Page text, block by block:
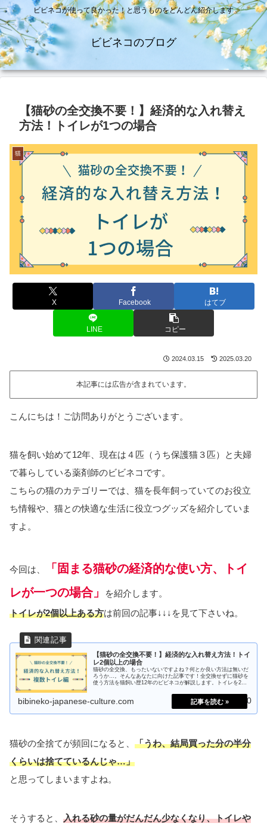
ビビネコが使って良かった！と思うものをどんどん紹介します
ビビネコのブログ
【猫砂の全交換不要！】経済的な入れ替え
方法！トイレが1つの場合
猫
X Facebook はてブ
LINE コピー
2024.03.15 2025.03.20
本記事には広告が含まれています。
こんにちは！ご訪問ありがとうございます。
猫を飼い始めて12年、現在は４匹（うち保護猫３匹）と夫婦
で暮らしている薬剤師のビビネコです。
こちらの猫のカテゴリーでは、猫を長年飼っていてのお役立
ち情報や、猫との快適な生活に役立つグッズを紹介していま
すよ。
今回は、
「固まる猫砂の経済的な使い方、トイ
レが一つの場合」
を紹介します。
トイレが2個以上ある方は前回の記事↓↓↓を見て下さいね。
【猫砂の全交換不要！】経済的な入れ替え方法！トイ
レ2個以上の場合
猫砂の全交換、もったいないですよね？何とか良い方法は無いだ
ろうか…。そんなあなたに向けた記事です！全交換せずに猫砂を
使う方法を猫飼い歴12年のビビネコが解説します。トイレを2個
bibineko-japanese-culture.com 2025.03.20
猫砂の全捨てが頻回になると、 「うわ、結局買った分の半分
くらいは捨てているんじゃ…」
と思ってしまいますよね。
そうすると、 入れる砂の量がだんだん少なくなり、トイレや